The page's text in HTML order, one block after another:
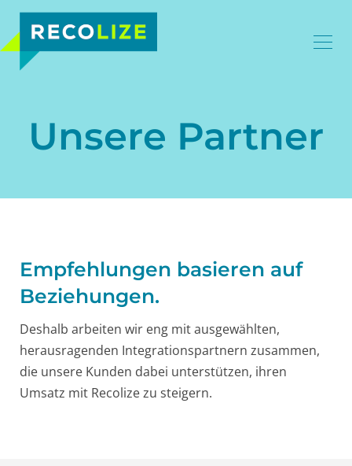
Unsere Partner
Empfehlungen basieren auf
Beziehungen.
Deshalb arbeiten wir eng mit ausgewählten,
herausragenden Integrationspartnern zusammen,
die unsere Kunden dabei unterstützen, ihren
Umsatz mit Recolize zu steigern.